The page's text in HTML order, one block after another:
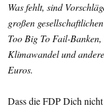
Was fehlt, sind
großen
Too Big To Fail-
Klimawandel und
Euros.
Dass die FDP Dich